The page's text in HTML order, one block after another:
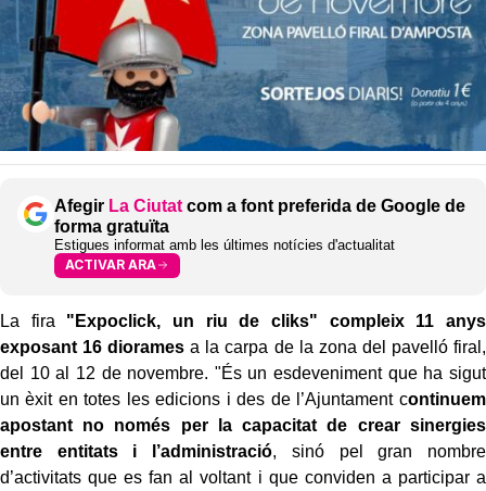
Afegir La Ciutat com a font preferida de Google de
forma gratuïta
Estigues informat amb les últimes notícies d'actualitat
ACTIVAR ARA
La fira "Expoclick, un riu de cliks" compleix 11 anys
exposant 16 diorames a la carpa de la zona del pavelló firal,
del 10 al 12 de novembre. "És un esdeveniment que ha sigut
un èxit en totes les edicions i des de l’Ajuntament continuem
apostant no només per la capacitat de crear sinergies
entre entitats i l’administració, sinó pel gran nombre
d’activitats que es fan al voltant i que conviden a participar a